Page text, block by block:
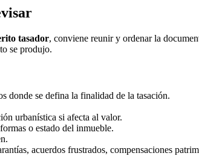
tasador, conviene reunir y ordenar la
se produjo.
donde se defina la finalidad de la tasación.
urbanística si afecta al valor.
o estado del inmueble.
acuerdos frustrados, compensaciones